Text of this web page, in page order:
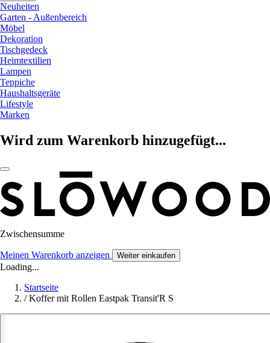
Neuheiten
Garten - Außenbereich
Möbel
Dekoration
Tischgedeck
Heimtextilien
Lampen
Teppiche
Haushaltsgeräte
Lifestyle
Marken
Wird zum Warenkorb hinzugefügt...
Zwischensumme
Meinen Warenkorb anzeigen Weiter einkaufen
Loading...
Startseite
/ Koffer mit Rollen Eastpak Transit'R S